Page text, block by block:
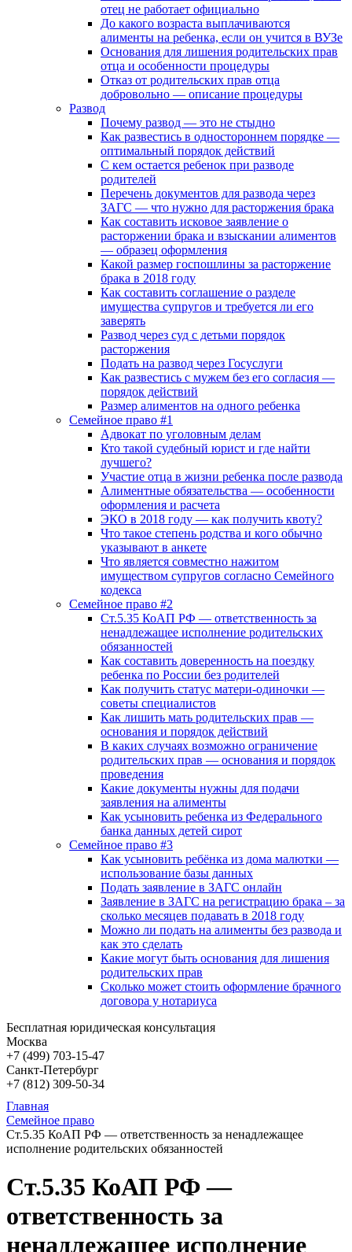
отец не работает официально
До какого возраста выплачиваются
алименты на ребенка, если он учится в ВУЗе
Основания для лишения родительских прав
отца и особенности процедуры
Отказ от родительских прав отца
добровольно — описание процедуры
Развод
Почему развод — это не стыдно
Как развестись в одностороннем порядке —
оптимальный порядок действий
С кем остается ребенок при разводе
родителей
Перечень документов для развода через
ЗАГС — что нужно для расторжения брака
Как составить исковое заявление о
расторжении брака и взыскании алиментов
— образец оформления
Какой размер госпошлины за расторжение
брака в 2018 году
Как составить соглашение о разделе
имущества супругов и требуется ли его
заверять
Развод через суд с детьми порядок
расторжения
Подать на развод через Госуслуги
Как развестись с мужем без его согласия —
порядок действий
Размер алиментов на одного ребенка
Семейное право #1
Адвокат по уголовным делам
Кто такой судебный юрист и где найти
лучшего?
Участие отца в жизни ребенка после развода
Алиментные обязательства — особенности
оформления и расчета
ЭКО в 2018 году — как получить квоту?
Что такое степень родства и кого обычно
указывают в анкете
Что является совместно нажитом
имуществом супругов согласно Семейного
кодекса
Семейное право #2
Ст.5.35 КоАП РФ — ответственность за
ненадлежащее исполнение родительских
обязанностей
Как составить доверенность на поездку
ребенка по России без родителей
Как получить статус матери-одиночки —
советы специалистов
Как лишить мать родительских прав —
основания и порядок действий
В каких случаях возможно ограничение
родительских прав — основания и порядок
проведения
Какие документы нужны для подачи
заявления на алименты
Как усыновить ребенка из Федерального
банка данных детей сирот
Семейное право #3
Как усыновить ребёнка из дома малютки —
использование базы данных
Подать заявление в ЗАГС онлайн
Заявление в ЗАГС на регистрацию брака – за
сколько месяцев подавать в 2018 году
Можно ли подать на алименты без развода и
как это сделать
Какие могут быть основания для лишения
родительских прав
Сколько может стоить оформление брачного
договора у нотариуса
Бесплатная юридическая консультация
Москва
+7 (499) 703-15-47
Санкт-Петербург
+7 (812) 309-50-34
Главная
Семейное право
Ст.5.35 КоАП РФ — ответственность за ненадлежащее
исполнение родительских обязанностей
Ст.5.35 КоАП РФ —
ответственность за
ненадлежащее исполнение